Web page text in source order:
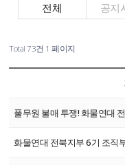
전체 공지
Total 73건 1 페이지
풀무원 불매 투쟁! 화물연대
화물연대 전북지부 6기 조직